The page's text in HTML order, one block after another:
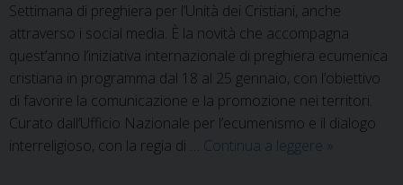
Settimana di preghiera per l’Unità dei Cristiani, anche
attraverso i social media. È la novità che accompagna
quest’anno l’iniziativa internazionale di preghiera ecumenica
cristiana in programma dal 18 al 25 gennaio, con l’obiettivo
di favorire la comunicazione e la promozione nei territori.
Curato dall’Ufficio Nazionale per l’ecumenismo e il dialogo
interreligioso, con la regia di … Continua a leggere Video
»